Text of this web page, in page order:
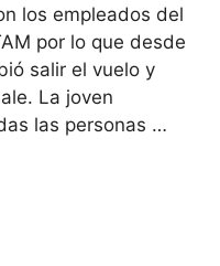
los empleados del
por lo que desde
salir el vuelo y
La joven
las personas …